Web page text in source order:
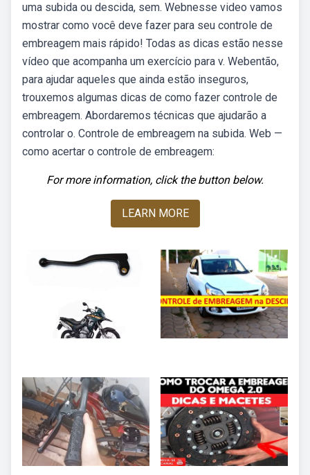
uma subida ou descida, sem. Webnesse video vamos
mostrar como você deve fazer para seu controle de
embreagem mais rápido! Todas as dicas estão nesse
vídeo que acompanha um exercício para v. Webentão,
para ajudar aqueles que ainda estão inseguros,
trouxemos algumas dicas de como fazer controle de
embreagem. Abordaremos técnicas que ajudarão a
controlar o. Controle de embreagem na subida. Web —
como acertar o controle de embreagem:
For more information, click the button below.
LEARN MORE